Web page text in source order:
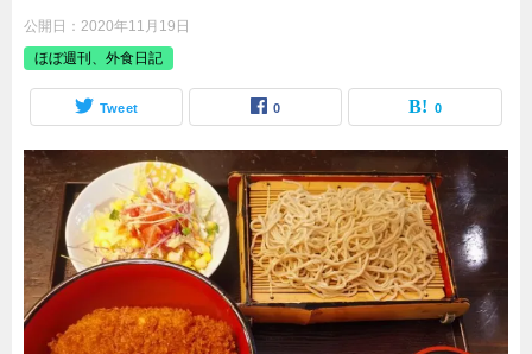
公開日： 2020年11月19日
ほぼ週刊、外食日記
Tweet 0 0